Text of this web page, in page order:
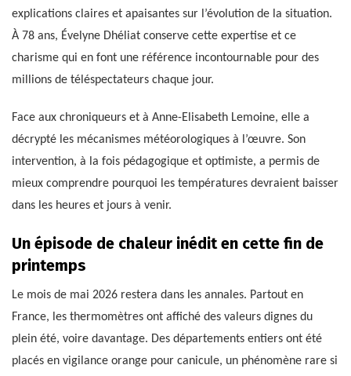
explications claires et apaisantes sur l’évolution de la situation.
À 78 ans, Évelyne Dhéliat conserve cette expertise et ce
charisme qui en font une référence incontournable pour des
millions de téléspectateurs chaque jour.
Face aux chroniqueurs et à Anne-Elisabeth Lemoine, elle a
décrypté les mécanismes météorologiques à l’œuvre. Son
intervention, à la fois pédagogique et optimiste, a permis de
mieux comprendre pourquoi les températures devraient baisser
dans les heures et jours à venir.
Un épisode de chaleur inédit en cette fin de
printemps
Le mois de mai 2026 restera dans les annales. Partout en
France, les thermomètres ont affiché des valeurs dignes du
plein été, voire davantage. Des départements entiers ont été
placés en vigilance orange pour canicule, un phénomène rare si